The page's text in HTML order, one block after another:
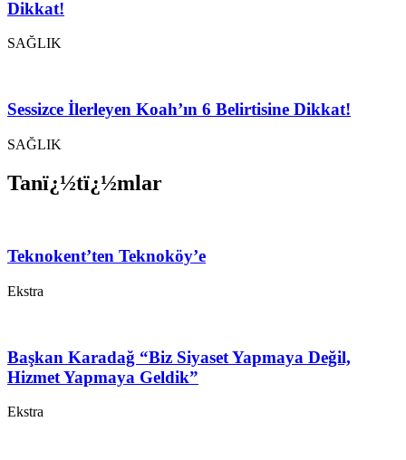
Dikkat!
SAĞLIK
Sessizce İlerleyen Koah’ın 6 Belirtisine Dikkat!
SAĞLIK
Tanï¿½tï¿½mlar
Teknokent’ten Teknoköy’e
Ekstra
Başkan Karadağ “Biz Siyaset Yapmaya Değil,
Hizmet Yapmaya Geldik”
Ekstra